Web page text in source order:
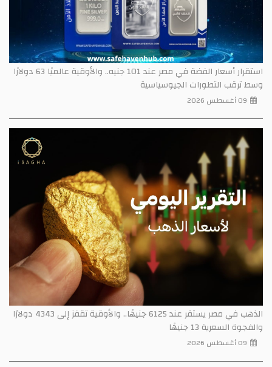
استقرار أسعار الفضة في مصر عند 101 جنيه.. والأوقية عالميًا 63 دولارًا
وسط ترقب التطورات الجيوسياسية
09 أغسطس 2026
الذهب في مصر يستقر عند 6125 جنيهًا.. والأوقية تقفز إلى 4343 دولارًا
والفجوة السعرية 13 جنيهًا
09 أغسطس 2026